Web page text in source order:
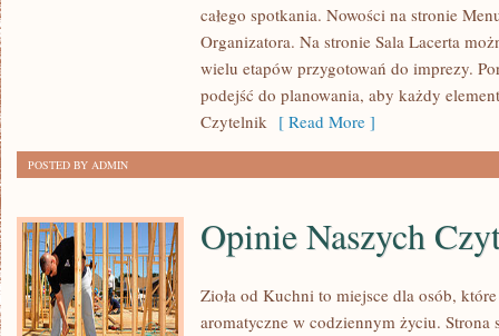
całego spotkania. Nowości na stronie
Organizatora. Na stronie Sala Lacerta
wielu etapów przygotowań do imprezy.
podejść do planowania, aby każdy
Czytelnik [ Read More ]
POSTED BY ADMIN
Opinie Naszych
Zioła od Kuchni to miejsce dla osób,
aromatyczne w codziennym życiu.